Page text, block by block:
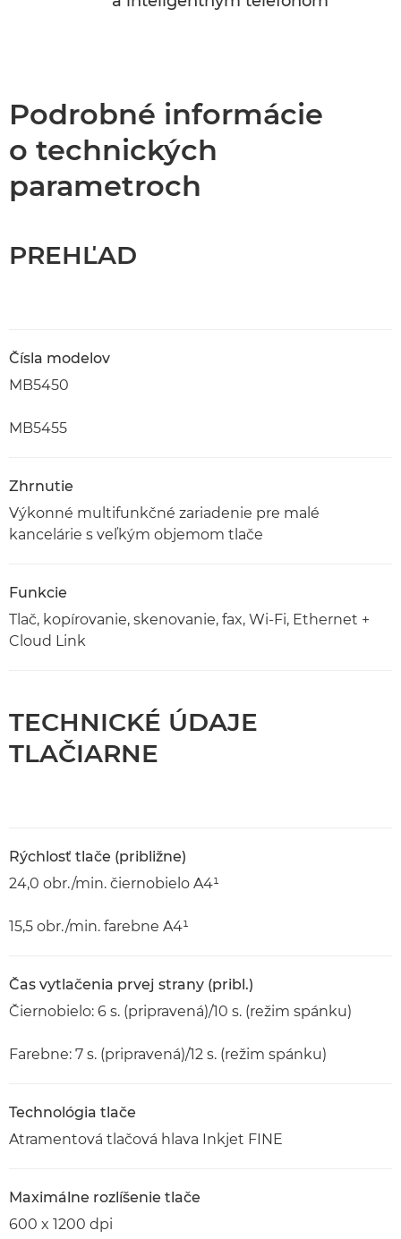
Podrobné informácie
o technických
parametroch
PREHĽAD
Čísla modelov
MB5450
MB5455
Zhrnutie
Výkonné multifunkčné zariadenie pre malé
kancelárie s veľkým objemom tlače
Funkcie
Tlač, kopírovanie, skenovanie, fax, Wi-Fi, Ethernet +
Cloud Link
TECHNICKÉ ÚDAJE
TLAČIARNE
Rýchlosť tlače (približne)
24,0 obr./min. čiernobielo A4¹
15,5 obr./min. farebne A4¹
Čas vytlačenia prvej strany (pribl.)
Čiernobielo: 6 s. (pripravená)/10 s. (režim spánku)
Farebne: 7 s. (pripravená)/12 s. (režim spánku)
Technológia tlače
Atramentová tlačová hlava Inkjet FINE
Maximálne rozlíšenie tlače
600 x 1200 dpi